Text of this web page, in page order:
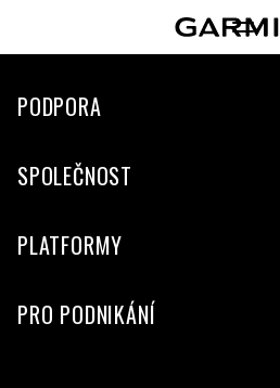
PODPORA
SPOLEČNOST
PLATFORMY
PRO PODNIKÁNÍ